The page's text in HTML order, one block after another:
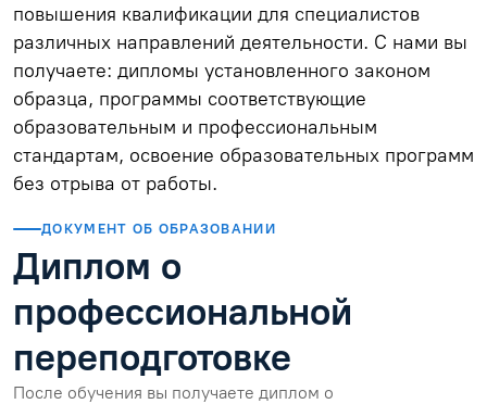
повышения квалификации для специалистов
различных направлений деятельности. С нами вы
получаете: дипломы установленного законом
образца, программы соответствующие
образовательным и профессиональным
стандартам, освоение образовательных программ
без отрыва от работы.
ДОКУМЕНТ ОБ ОБРАЗОВАНИИ
Диплом о
профессиональной
переподготовке
После обучения вы получаете диплом о